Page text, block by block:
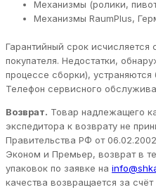
Механизмы (ролики,
Механизмы RaumPlus,
Гарантийный срок
покупателя. Недостатки,
процессе сборки), устраняются
Телефон сервисного
Возврат. Товар надлежащего
экспедитора к возврату не
Правительства РФ от
Эконом и Премьер, возврат в
упаковок по заявке на
качества возвращается за